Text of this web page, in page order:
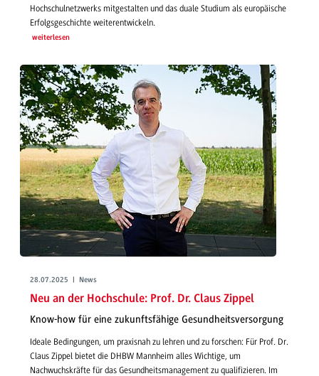
Hochschulnetzwerks mitgestalten und das duale Studium als europäische
Erfolgsgeschichte weiterentwickeln.
weiterlesen
28.07.2025 | News
Neu an der Hochschule: Prof. Dr. Claus Zippel
Know-how für eine zukunftsfähige Gesundheitsversorgung
Ideale Bedingungen, um praxisnah zu lehren und zu forschen: Für Prof. Dr.
Claus Zippel bietet die DHBW Mannheim alles Wichtige, um
Nachwuchskräfte für das Gesundheitsmanagement zu qualifizieren. Im